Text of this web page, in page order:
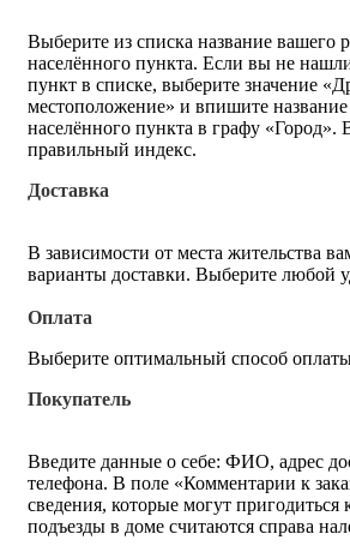
Выберите из списка название вашего
населённого пункта. Если вы не
пункт в списке, выберите значение
местоположение» и впишите название
населённого пункта в графу «Город».
правильный индекс.
Доставка
В зависимости от места жительства
варианты доставки. Выберите любой
Оплата
Выберите оптимальный способ
Покупатель
Введите данные о себе: ФИО, адрес
телефона. В поле «Комментарии к
сведения, которые могут пригодиться
подъезды в доме считаются справа